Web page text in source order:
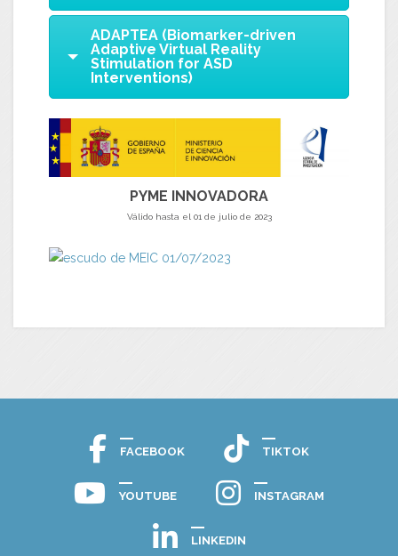
ADAPTEA (Biomarker-driven
Adaptive Virtual Reality
Stimulation for ASD
Interventions)
PYME INNOVADORA
Válido hasta el 01 de julio de 2023
FACEBOOK TIKTOK
YOUTUBE INSTAGRAM
LINKEDIN